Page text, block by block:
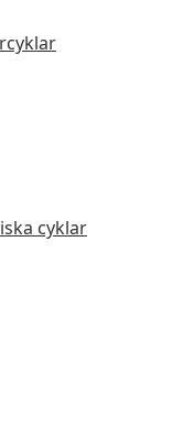
cyklar